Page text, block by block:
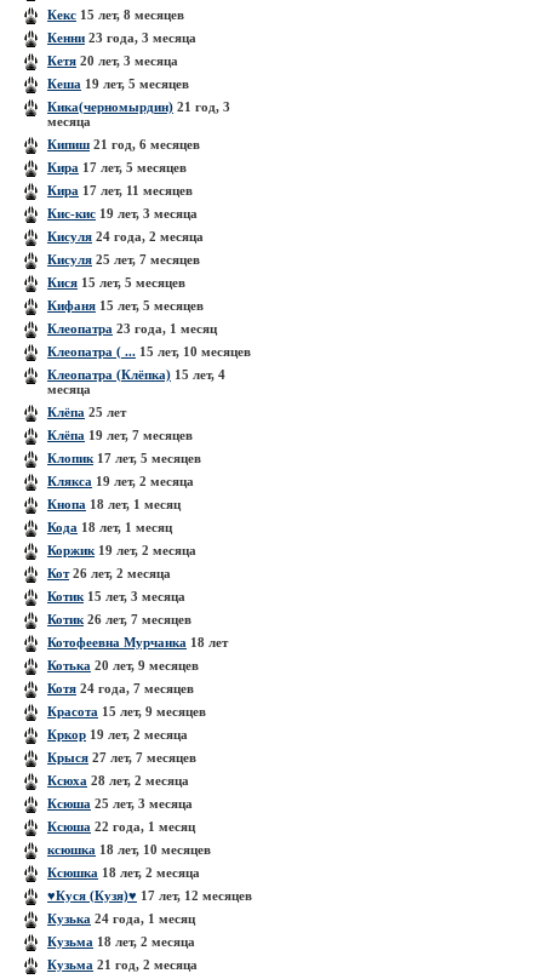
Кекс 15 лет, 8 месяцев
Кенни 23 года, 3 месяца
Кетя 20 лет, 3 месяца
Кеша 19 лет, 5 месяцев
Кика(черномырдин) 21 год, 3
месяца
Кипиш 21 год, 6 месяцев
Кира 17 лет, 5 месяцев
Кира 17 лет, 11 месяцев
Кис-кис 19 лет, 3 месяца
Кисуля 24 года, 2 месяца
Кисуля 25 лет, 7 месяцев
Кися 15 лет, 5 месяцев
Кифаня 15 лет, 5 месяцев
Клеопатра 23 года, 1 месяц
Клеопатра ( ... 15 лет, 10 месяцев
Клеопатра (Клёпка) 15 лет, 4
месяца
Клёпа 25 лет
Клёпа 19 лет, 7 месяцев
Клопик 17 лет, 5 месяцев
Клякса 19 лет, 2 месяца
Кнопа 18 лет, 1 месяц
Кода 18 лет, 1 месяц
Коржик 19 лет, 2 месяца
Кот26 лет, 2 месяца
Котик 15 лет, 3 месяца
Котик 26 лет, 7 месяцев
Котофеевна Мурчанка 18 лет
Котька 20 лет, 9 месяцев
Котя 24 года, 7 месяцев
Красота 15 лет, 9 месяцев
Кркор 19 лет, 2 месяца
Крыся 27 лет, 7 месяцев
Ксюха 28 лет, 2 месяца
Ксюша 25 лет, 3 месяца
Ксюша 22 года, 1 месяц
ксюшка 18 лет, 10 месяцев
Ксюшка 18 лет, 2 месяца
♥Куcя (Кузя)♥ 17 лет, 12 месяцев
Кузька 24 года, 1 месяц
Кузьма 18 лет, 2 месяца
Кузьма 21 год, 2 месяца